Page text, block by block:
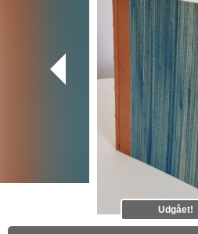
Udgået!